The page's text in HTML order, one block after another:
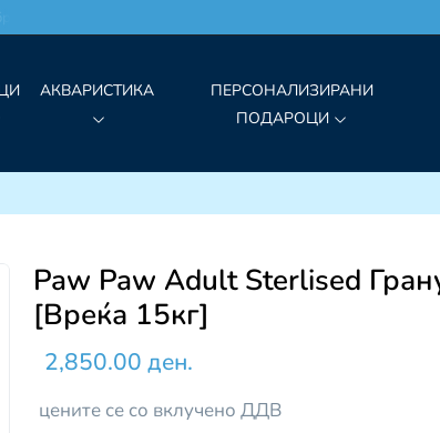
цени!
АКВАРИСТИКА
ПЕРСОНАЛИЗИРАНИ
ПОДАРОЦИ
Paw Paw Adult Sterlised
[Вреќа 15кг]
2,850.00 ден.
цените се со вклучено ДДВ